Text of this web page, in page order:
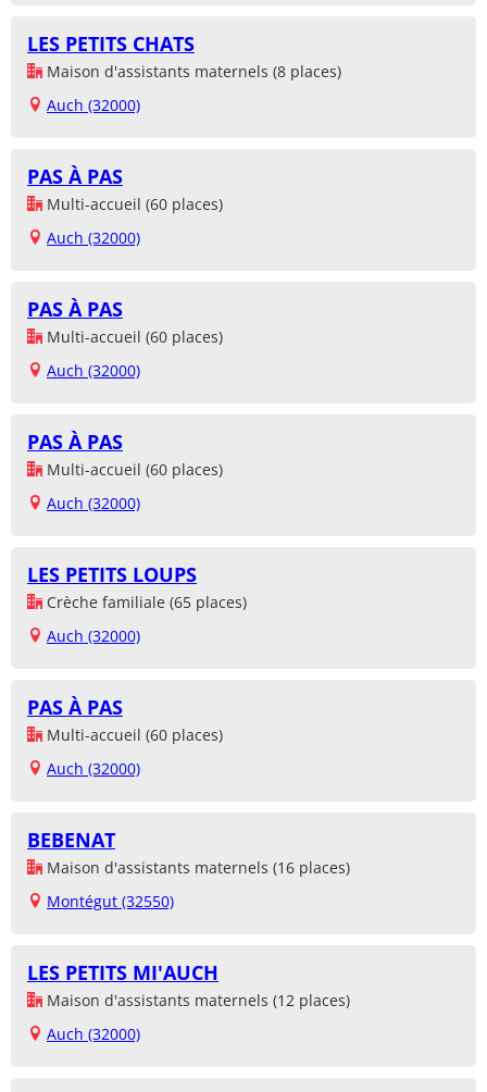
LES PETITS CHATS
Maison d'assistants maternels (8 places)
Auch (32000)
PAS À PAS
Multi-accueil (60 places)
Auch (32000)
PAS À PAS
Multi-accueil (60 places)
Auch (32000)
PAS À PAS
Multi-accueil (60 places)
Auch (32000)
LES PETITS LOUPS
Crèche familiale (65 places)
Auch (32000)
PAS À PAS
Multi-accueil (60 places)
Auch (32000)
BEBENAT
Maison d'assistants maternels (16 places)
Montégut (32550)
LES PETITS MI'AUCH
Maison d'assistants maternels (12 places)
Auch (32000)